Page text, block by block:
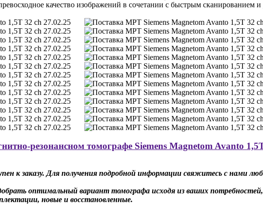
качество изображений в сочетании с быстрым сканированием
резонансном томографе Siemens Magnetom Avanto
к заказу. Для получения подробной информации свяжитесь с нами
оптимальный вариант томографа исходя из ваших
новые и восстановленные.